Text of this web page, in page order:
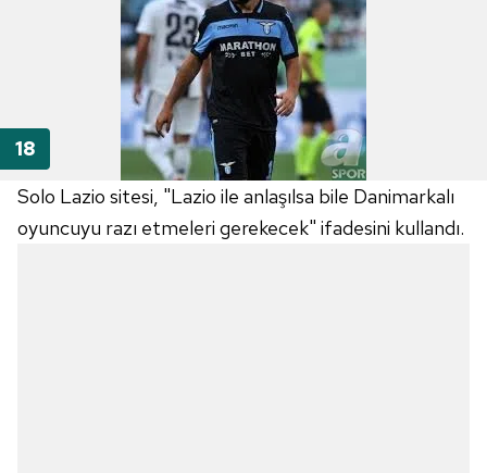
Solo Lazio sitesi, "Lazio ile anlaşılsa bile Danimarkalı
oyuncuyu razı etmeleri gerekecek" ifadesini kullandı.